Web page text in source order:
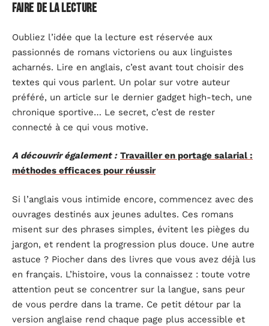
Faire de la lecture
Oubliez l’idée que la lecture est réservée aux
passionnés de romans victoriens ou aux linguistes
acharnés. Lire en anglais, c’est avant tout choisir des
textes qui vous parlent. Un polar sur votre auteur
préféré, un article sur le dernier gadget high-tech, une
chronique sportive… Le secret, c’est de rester
connecté à ce qui vous motive.
A découvrir également : Travailler en portage salarial :
méthodes efficaces pour réussir
Si l’anglais vous intimide encore, commencez avec des
ouvrages destinés aux jeunes adultes. Ces romans
misent sur des phrases simples, évitent les pièges du
jargon, et rendent la progression plus douce. Une autre
astuce ? Piocher dans des livres que vous avez déjà lus
en français. L’histoire, vous la connaissez : toute votre
attention peut se concentrer sur la langue, sans peur
de vous perdre dans la trame. Ce petit détour par la
version anglaise rend chaque page plus accessible et